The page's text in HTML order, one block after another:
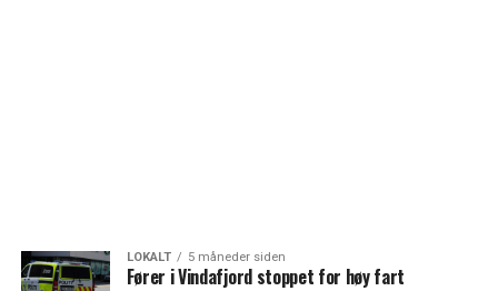
LOKALT 5 måneder siden
Fører i Vindafjord stoppet for høy fart